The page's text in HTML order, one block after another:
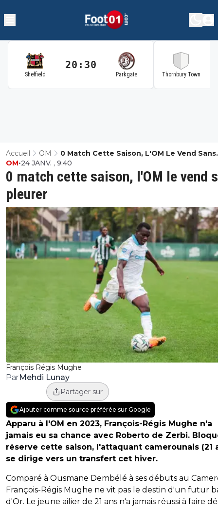
Sheffield
20:30
Parkgate Thornbury Town
Accueil OM
0 Match Cette Saison, L'OM Le Vend Sans
Pleurer
François Régis Mughe
0 match cette saison, l'OM le vend
pleurer
OM•24 JANV. , 9:40
ParMehdi Lunay
Partager sur
Ajouter comme source préférée sur Google
Apparu à l'OM en 2023, François-Régis Mughe n'a
jamais eu sa chance avec Roberto de Zerbi.
réserve cette saison, l'attaquant camerounais (21
se dirige vers un transfert cet hiver.
Comparé à Ousmane Dembélé à ses débuts au
François-Régis Mughe ne vit pas le destin d'un futur
d'Or. Le jeune ailier de 21 ans n'a jamais réussi à faire